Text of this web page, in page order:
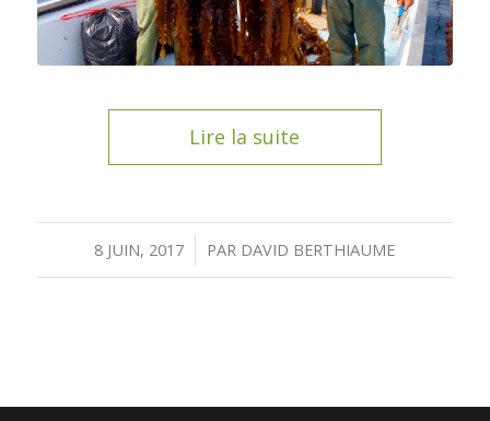
Lire la suite
8 JUIN, 2017
/ PAR DAVID BERTHIAUME